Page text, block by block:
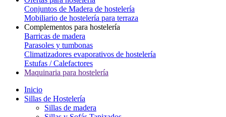
Conjuntos de Madera de hostelería
Mobiliario de hostelería para terraza
Complementos para hostelería
Barricas de madera
Parasoles y tumbonas
Climatizadores evaporativos de hostelería
Estufas / Calefactores
Maquinaria para hostelería
Inicio
Sillas de Hostelería
Sillas de madera